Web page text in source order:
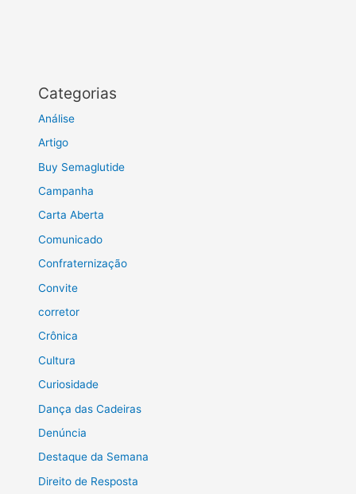
Categorias
Análise
Artigo
Buy Semaglutide
Campanha
Carta Aberta
Comunicado
Confraternização
Convite
corretor
Crônica
Cultura
Curiosidade
Dança das Cadeiras
Denúncia
Destaque da Semana
Direito de Resposta